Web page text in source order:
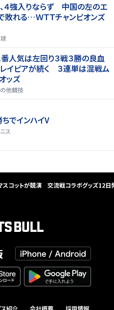
、４強入りならず 中国の左のエ
敗れる…ＷＴＴチャンピオンズ
番人気は左回り３戦３勝の良血
イピアが続く ３連単は混戦ム
ッズ
他競技
でインハイV
ス
スコットが競演 交流戦コラボグッズ12